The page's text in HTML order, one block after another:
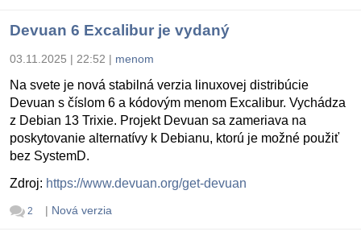
Devuan 6 Excalibur je vydaný
03.11.2025 | 22:52 | menom
Na svete je nová stabilná verzia linuxovej distribúcie
Devuan s číslom 6 a kódovým menom Excalibur. Vychádza
z Debian 13 Trixie. Projekt Devuan sa zameriava na
poskytovanie alternatívy k Debianu, ktorú je možné použiť
bez SystemD.
Zdroj: https://www.devuan.org/get-devuan
2 | Nová verzia